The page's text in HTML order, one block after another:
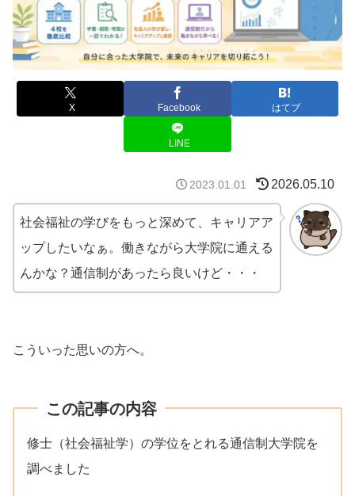
X Facebook はてブ
LINE
2023.01.01 2026.05.10
社会福祉の学びをもっと深めて、キャリアア
ップしたいなぁ。働きながら大学院に通える
んかな？通信制があったら良いけど・・・
こういった思いの方へ。
この記事の内容
修士（社会福祉学）の学位をとれる通信制大学院を
調べました